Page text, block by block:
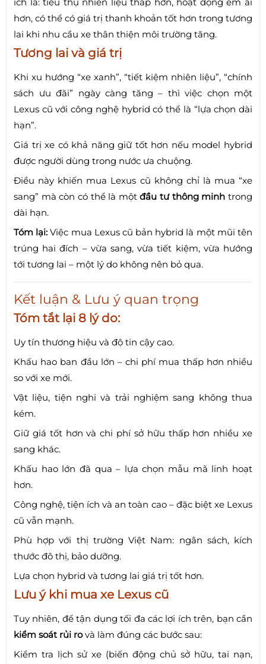
hơn, có thể có giá trị thanh khoản tốt hơn trong tương
lai khi nhu cầu xe thân thiện môi trường tăng.
Tương lai và giá trị
Khi xu hướng “xe xanh”, “tiết kiệm nhiên liệu”, “chính
sách ưu đãi” ngày càng tăng – thì việc chọn một
Lexus cũ với công nghệ hybrid có thể là “lựa chọn dài
hạn”.
Giá trị xe có khả năng giữ tốt hơn nếu model hybrid
được người dùng trong nước ưa chuộng.
Điều này khiến mua Lexus cũ không chỉ là mua “xe
sang” mà còn có thể là mộtđầu tư thông minh trong
dài hạn.
Tóm lại: Việc mua Lexus cũ bản hybrid là một mũi tên
trúng hai đích – vừa sang, vừa tiết kiệm, vừa hướng
tới tương lai – một lý do không nên bỏ qua.
Kết luận & Lưu ý quan trọng
Tóm tắt lại 8 lý do:
Uy tín thương hiệu và độ tin cậy cao.
Khấu hao ban đầu lớn – chi phí mua thấp hơn nhiều
so với xe mới.
Vật liệu, tiện nghi và trải nghiệm sang không thua
kém.
Giữ giá tốt hơn và chi phí sở hữu thấp hơn nhiều xe
sang khác.
Khấu hao lớn đã qua – lựa chọn mẫu mã linh hoạt
hơn.
Công nghệ, tiện ích và an toàn cao – đặc biệt xe Lexus
cũ vẫn mạnh.
Phù hợp với thị trường Việt Nam: ngân sách, kích
thước đô thị, bảo dưỡng.
Lựa chọn hybrid và tương lai giá trị tốt hơn.
Lưu ý khi mua xe Lexus cũ
Tuy nhiên, để tận dụng tối đa các lợi ích trên, bạn cần
kiểm soát rủi rovà làm đúng các bước sau:
Kiểm tra lịch sử xe (biến động chủ sở hữu, tai nạn,